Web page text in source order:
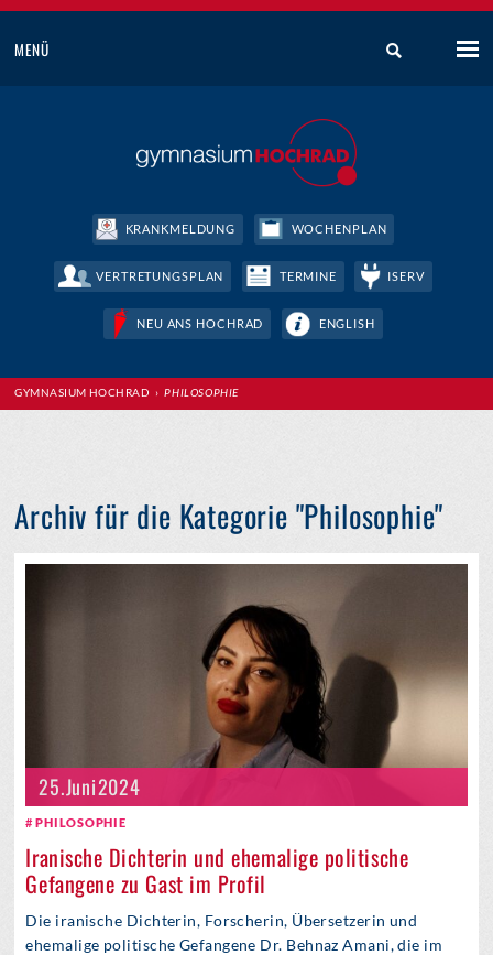
MENÜ
KRANKMELDUNG WOCHENPLAN
VERTRETUNGSPLAN TERMINE ISERV
NEU ANS HOCHRAD ENGLISH
GYMNASIUM HOCHRAD ›PHILOSOPHIE
Archiv für die Kategorie "Philosophie"
25. Juni 2024
PHILOSOPHIE
Iranische Dichterin und ehemalige politische
Gefangene zu Gast im Profil
Die iranische Dichterin, Forscherin, Übersetzerin und
ehemalige politische Gefangene Dr. Behnaz Amani, die im